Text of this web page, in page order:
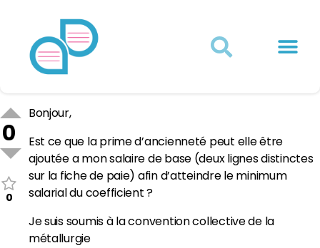
0
0
Bonjour,
Est ce que la prime d’ancienneté peut elle être
ajoutée a mon salaire de base (deux lignes distinctes
sur la fiche de paie) afin d’atteindre le minimum
salarial du coefficient ?
Je suis soumis à la convention collective de la
métallurgie